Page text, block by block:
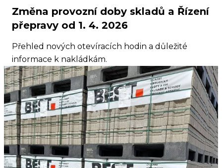
Změna provozní doby skladů a Řízení
přepravy od 1. 4. 2026
Přehled nových otevíracích hodin a důležité
informace k nakládkám.